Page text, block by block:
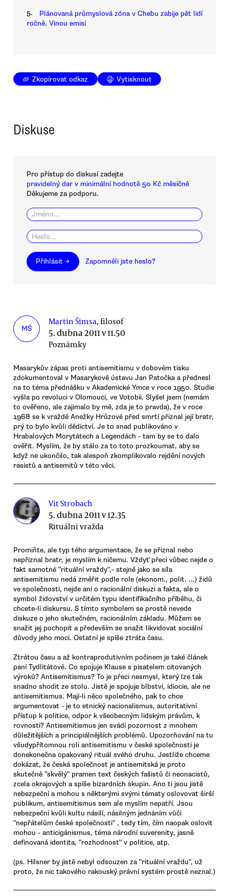
5.
Plánovaná průmyslová zóna v Chebu zabije pět lidí
ročně. Vinou emisí
Zkopírovat odkaz Vytisknout
Diskuse
Pro přístup do diskusí zadejte
pravidelný dar v minimální hodnotě 50 Kč měsíčně
Děkujeme za podporu.
Přihlásit → Zapomněli jste heslo?
MŠ
Martin Šimsa, filosof
5. dubna 2011 v 11.50
Poznámky
Masarykův zápas proti antisemitismu v dobovém tisku
zdokumentoval v Masarykově ústavu Jan Patočka a přednesl
na to téma přednášku v Akademické Ymce v roce 1950. Studie
vyšla po revoluci v Olomouci, ve Votobii. Slyšel jsem (nemám
to ověřeno, ale zajimalo by mě, zda je to pravda), že v roce
1968 se k vraždě Anežky Hrůzové před smrtí přiznal její bratr,
prý to bylo kvůli dědictví. Je to snad publikováno v
Hrabalových Morytátech a Legendách - tam by se to dalo
ověřit. Myslím, že by stálo za to toto prozkoumat, aby se
když ne ukončilo, tak alespoň zkomplikovalo rejdění nových
rasistů a antisemitů v této věci.
Vít Strobach
5. dubna 2011 v 12.35
Rituálni vražda
Promiňte, ale typ tého argumentace, že se přiznal nebo
nepřiznal bratr, je myslím k ničemu. Vždyť přeci vůbec nejde o
fakt samotné "rituální vraždy",- stejně jako se síla
antisemitismu nedá změřit podle role (ekonom., polit. ...) židů
ve společnosti, nejde ani o racionální diskuzi a fakta, ale o
symbol židovství v určitém typu identifikačního příběhu, či
chcete-li diskursu. S tímto symbolem se prostě nevede
diskuze o jeho skutečném, racionálním základu. Můžem se
snažit jej pochopit a především se snažit likvidovat sociální
důvody jeho moci. Ostatní je spíše ztráta času.
Ztrátou času a až kontraprodutivním počinem je také článek
paní Tydlitátové. Co spojuje Klause s pisatelem citovaných
výroků? Antisemitismus? To je přeci nesmysl, který lze tak
snadno shodit ze stolu. Jistě je spojuje blbství, idiocie, ale ne
antisemitismus. Mají-li něco společného, pak to chce
argumentovat - je to etnický nacionalismus, autoritativní
přístup k politice, odpor k všeobecným lidským právům, k
rovnosti? Antisemitismus jen svádí pozornost z mnohem
důležitějších a principiálnějších problémů. Upozorňování na tu
všudypřítomnou roli antisemitismu v české společnosti je
donekonečna opakovaný rituál svého druhu. Jestliže chceme
dokázat, že česká společnost je antisemitská je proto
skutečně "skvělý" pramen text českých fašistů či neonacistů,
zcela okrajových a spíše bizardních skupin. Ano ti jsou jistě
nebezpeční a mohou s některými svými tématy oslovovat širší
publikum, antisemitismus sem ale myslím nepatří. Jsou
nebezpeční kvůli kultu násilí, násilným jednáním vůči
"nepřátelům české společnosti" , tedy tím, čím naopak oslovit
mohou - anticigánismus, téma národní suverenity, jasně
definovaná identita, "rozhodnost" v politice, atp.
(ps. Hilsner by jistě nebyl odsouzen za "rituální vraždu", už
proto, že nic takového rakouský právní systém prostě neznal.)